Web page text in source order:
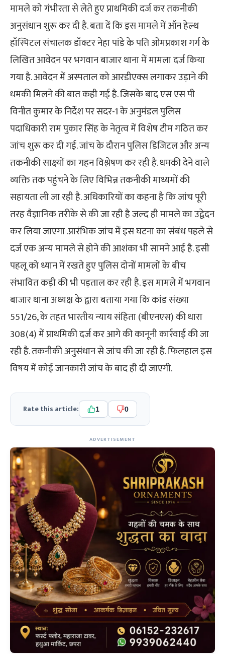
मामले को गंभीरता से लेते हुए प्राथमिकी दर्ज कर तकनीकी
अनुसंधान शुरू कर दी है. बता दें कि इस मामले में ऑन हेल्थ
हॉस्पिटल संचालक डॉक्टर नेहा पांडे के पति ओमप्रकाश गर्ग के
लिखित आवेदन पर भगवान बाजार थाना में मामला दर्ज किया
गया है. आवेदन में अस्पताल को आरडीएक्स लगाकर उड़ाने की
धमकी मिलने की बात कही गई है. जिसके बाद एस एस पी
विनीत कुमार के निर्देश पर सदर-1 के अनुमंडल पुलिस
पदाधिकारी राम पुकार सिंह के नेतृत्व में विशेष टीम गठित कर
जांच शुरू कर दी गई. जांच के दौरान पुलिस डिजिटल और अन्य
तकनीकी साक्ष्यों का गहन विश्लेषण कर रही है. धमकी देने वाले
व्यक्ति तक पहुंचने के लिए विभिन्न तकनीकी माध्यमों की
सहायता ली जा रही है. अधिकारियों का कहना है कि जांच पूरी
तरह वैज्ञानिक तरीके से की जा रही है जल्द ही मामले का उद्वेदन
कर लिया जाएगा .प्रारंभिक जांच में इस घटना का संबंध पहले से
दर्ज एक अन्य मामले से होने की आशंका भी सामने आई है. इसी
पहलू को ध्यान में रखते हुए पुलिस दोनों मामलों के बीच
संभावित कड़ी की भी पड़ताल कर रही है. इस मामले में भगवान
बाजार थाना अध्यक्ष के द्वारा बताया गया कि कांड संख्या
551/26, के तहत भारतीय न्याय संहिता (बीएनएस) की धारा
308(4) में प्राथमिकी दर्ज कर आगे की कानूनी कार्रवाई की जा
रही है. तकनीकी अनुसंधान से जांच की जा रही है. फिलहाल इस
विषय में कोई जानकारी जांच के बाद ही दी जाएगी.
Rate this article: 1 0
ADVERTISEMENT